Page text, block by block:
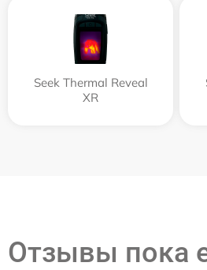
Seek Thermal Reveal
XR
Отзывы пока